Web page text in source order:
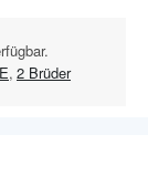
, 2 Brüder